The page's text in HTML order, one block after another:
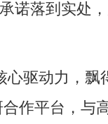
诺落到实处
心驱动力，飘
作平台，与